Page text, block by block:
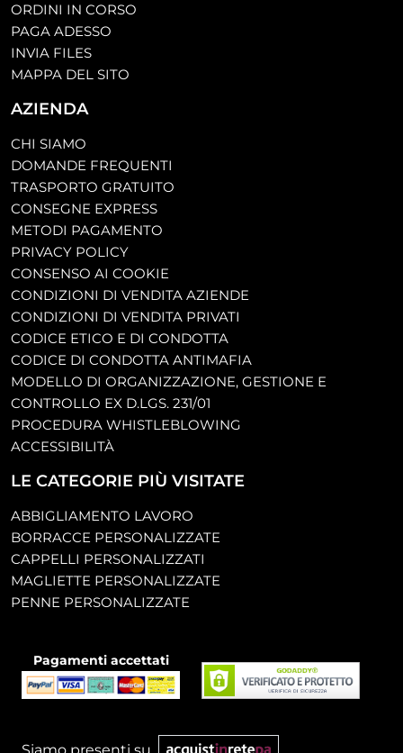
ORDINI IN CORSO
PAGA ADESSO
INVIA FILES
MAPPA DEL SITO
AZIENDA
CHI SIAMO
DOMANDE FREQUENTI
TRASPORTO GRATUITO
CONSEGNE EXPRESS
METODI PAGAMENTO
PRIVACY POLICY
CONSENSO AI COOKIE
CONDIZIONI DI VENDITA AZIENDE
CONDIZIONI DI VENDITA PRIVATI
CODICE ETICO E DI CONDOTTA
CODICE DI CONDOTTA ANTIMAFIA
MODELLO DI ORGANIZZAZIONE, GESTIONE E
CONTROLLO EX D.LGS. 231/01
PROCEDURA WHISTLEBLOWING
ACCESSIBILITÀ
LE CATEGORIE PIÙ VISITATE
ABBIGLIAMENTO LAVORO
BORRACCE PERSONALIZZATE
CAPPELLI PERSONALIZZATI
MAGLIETTE PERSONALIZZATE
PENNE PERSONALIZZATE
Pagamenti accettati